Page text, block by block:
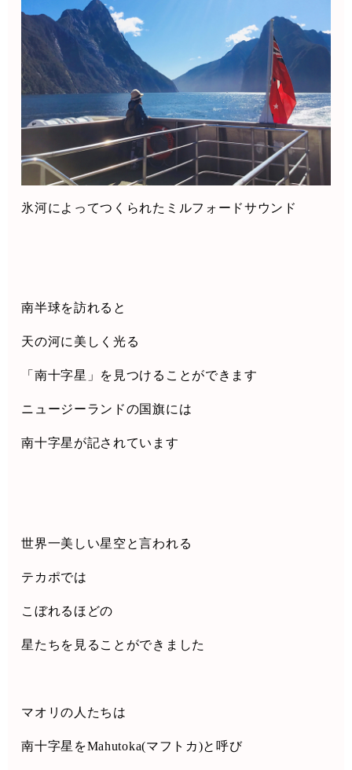
氷河によってつくられたミルフォードサウンド
南半球を訪れると
天の河に美しく光る
「南十字星」を見つけることができます
ニュージーランドの国旗には
南十字星が記されています
世界一美しい星空と言われる
テカポでは
こぼれるほどの
星たちを見ることができました
マオリの人たちは
南十字星をMahutoka(マフトカ)と呼び